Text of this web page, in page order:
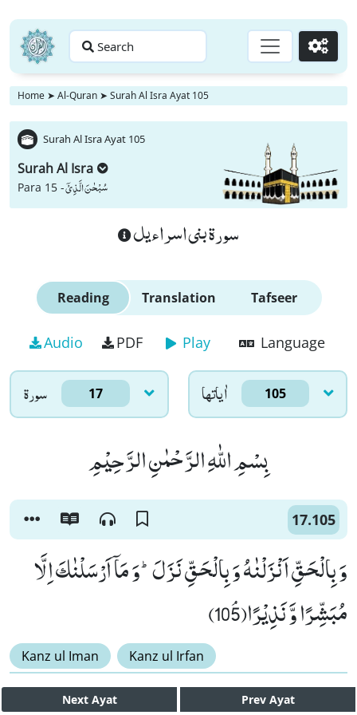
Search Go
Home ➤ Al-Quran ➤ Surah Al Isra Ayat 105
Surah Al Isra Ayat 105
Surah Al Isra
Para 15 -سُبْحٰنَ الَّذِیْۤ
سورة بنى اسراءيل
Reading Translation Tafseer
Audio PDF Play Language
سورۃ 17 اٰياتها 105
بِسْمِ اللّٰهِ الرَّحْمٰنِ الرَّحِیْمِ
17.105
وَ بِالْحَقِّ اَنْزَلْنٰهُ وَ بِالْحَقِّ نَزَلَؕ-وَ مَاۤ اَرْسَلْنٰكَ اِلَّا
مُبَشِّرًا وَّ نَذِیْرًاﭥ(105)
Kanz ul Iman Kanz ul Irfan
Next Ayat Prev Ayat